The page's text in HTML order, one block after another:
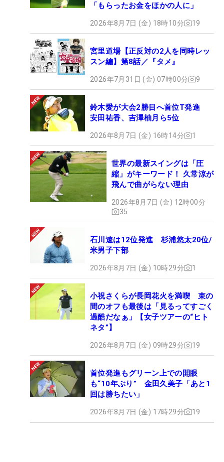
「もらったお金をほかの人に」
2026年8月7日 (金) 18時10分 19
宮里道場【正反対の2人を同時レッ
スン編】第8話／『タメ』
2026年7月31日 (金) 07時00分 9
鈴木愛が大会2勝目へ首位T発進
安田祐香、吉澤柚月ら5位
2026年8月7日 (金) 16時14分 1
世界の最新スイングは「圧
縮」がキーワード！ 久常涼が
飛んで曲がらない理由
2026年8月7日 (金) 12時00分
35
石川遼は12位発進 杉浦悠太20位/
米男子下部
2026年8月7日 (金) 10時29分 1
小祝さくらが長岡花火を満喫 束の
間のオフも最後は「見るってすごく
過酷だなぁ」【女子ツアーの“ヒト
ネタ”】
2026年8月7日 (金) 09時29分 19
首位発進もグリーン上での開眼
も“10年ぶり” 金田久美子「あと1
回は勝ちたい」
2026年8月7日 (金) 17時29分 19